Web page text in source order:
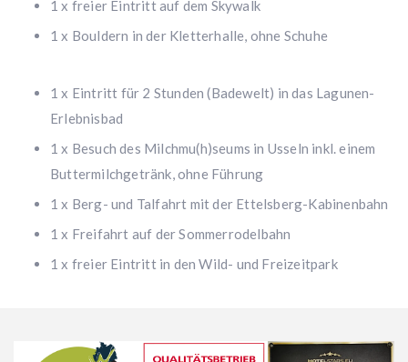
1 x freier Eintritt auf dem Skywalk
1 x Bouldern in der Kletterhalle, ohne Schuhe
1 x Eintritt für 2 Stunden (Badewelt) in das Lagunen-
Erlebnisbad
1 x Besuch des Milchmu(h)seums in Usseln inkl. einem
Buttermilchgetränk, ohne Führung
1 x Berg- und Talfahrt mit der Ettelsberg-Kabinenbahn
1 x Freifahrt auf der Sommerrodelbahn
1 x freier Eintritt in den Wild- und Freizeitpark